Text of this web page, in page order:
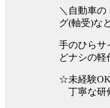
＼自動車の
グ(軸受)な
手のひらサ
どナシの軽
☆未経験OK
丁寧な研